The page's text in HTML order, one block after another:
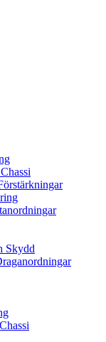
Skydd